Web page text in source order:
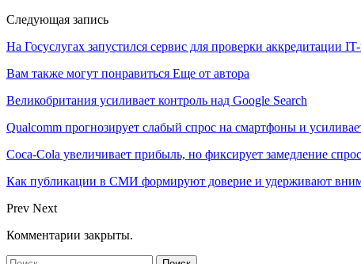
Следующая запись
На Госуслугах запустился сервис для проверки аккредитации
Вам также могут понравиться Еще от автора
Великобритания усиливает контроль над Google Search
Qualcomm прогнозирует слабый спрос на смартфоны и
Coca-Cola увеличивает прибыль, но фиксирует замедление
Как публикации в СМИ формируют доверие и удерживают
Prev Next
Комментарии закрыты.